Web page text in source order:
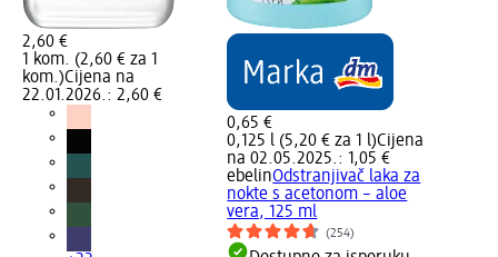
2,60 €
1 kom. (2,60 € za 1
kom.)Cijena na
22.01.2026.: 2,60 €
0,65 €
0,125 l (5,20 € za 1 l)Cijena
na 02.05.2025.: 1,05 €
ebelinOdstranjivač laka za
nokte s acetonom – aloe
vera, 125 ml
(254)